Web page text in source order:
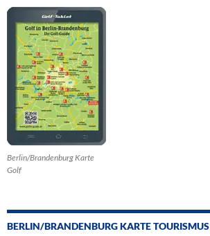
Berlin/Brandenburg Karte
Golf
BERLIN/BRANDENBURG KARTE TOURISMUS